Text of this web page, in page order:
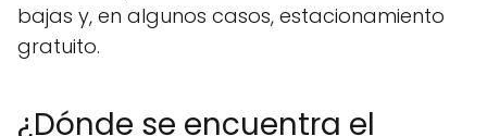
bajas y, en algunos casos, estacionamiento
gratuito.
¿Dónde se encuentra el